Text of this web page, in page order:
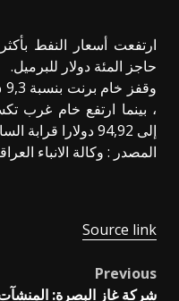
حاجز المئة دولار للبرميل.
إلى 94,92 دولارا قرابة الساعة 03,05 بتوقيت غرينتش.
المصدر : وكالة الانباء
Source link
Post
Previous
شركة غاز البصرة: المنشآت